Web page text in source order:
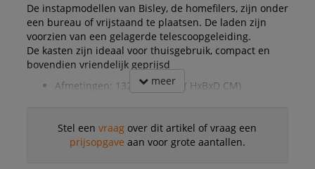
De instapmodellen van Bisley, de homefilers, zijn onder
een bureau of vrijstaand te plaatsen. De laden zijn
voorzien van een gelagerde telescoopgeleiding.
De kasten zijn ideaal voor thuisgebruik, compact en
bovendien vriendelijk geprijsd
Afmetingen: 132.1x41.3x40 ( HxBxD CM)
meer
Stel eenvraag over dit artikel of vraag een
prijsopgave aan voor grote aantallen.